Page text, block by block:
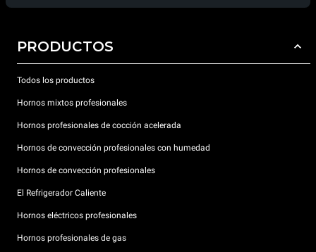
PRODUCTOS
Todos los productos
Hornos mixtos profesionales
Hornos profesionales de cocción acelerada
Hornos de convección profesionales con humedad
Hornos de convección profesionales
El Refrigerador Caliente
Hornos eléctricos profesionales
Hornos profesionales de gas